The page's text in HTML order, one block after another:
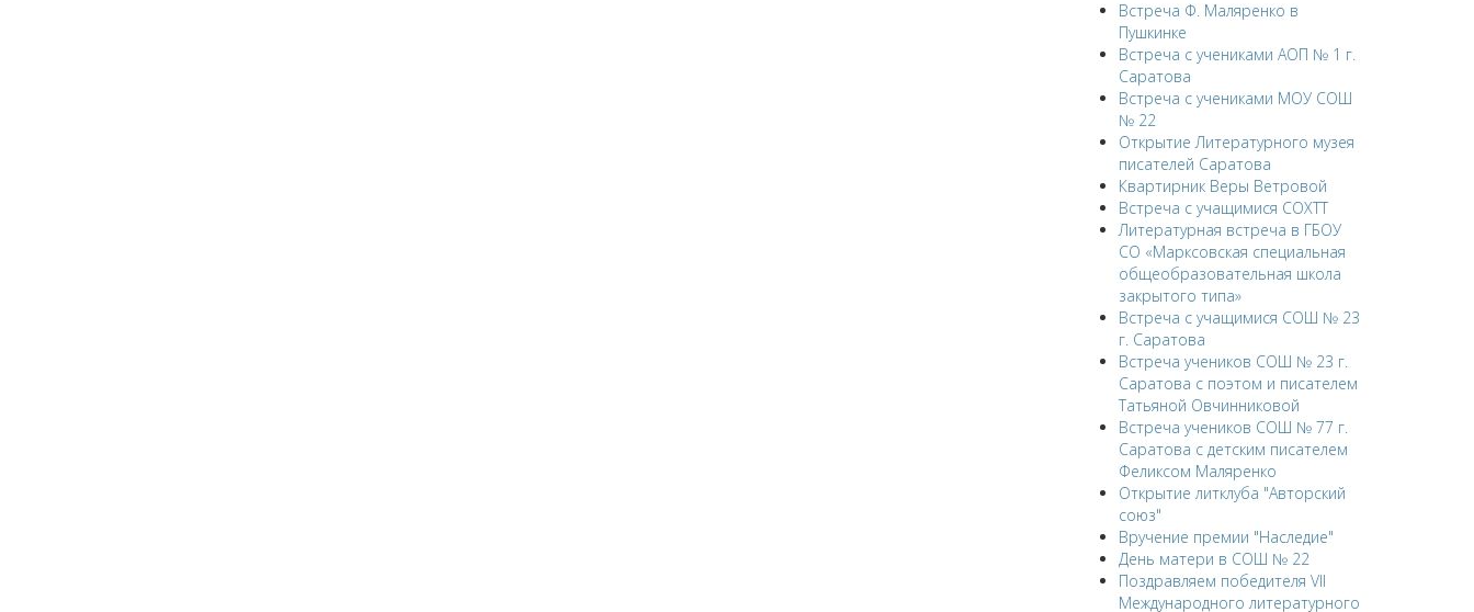
Встреча Ф. Маляренко в
Пушкинке
Встреча с учениками АОП № 1 г.
Саратова
Встреча с учениками МОУ СОШ
№ 22
Открытие Литературного музея
писателей Саратова
Квартирник Веры Ветровой
Встреча с учащимися СОХТТ
Литературная встреча в ГБОУ
СО «Марксовская специальная
общеобразовательная школа
закрытого типа»
Встреча с учащимися СОШ № 23
г. Саратова
Встреча учеников СОШ № 23 г.
Саратова с поэтом и писателем
Татьяной Овчинниковой
Встреча учеников СОШ № 77 г.
Саратова с детским писателем
Феликсом Маляренко
Открытие литклуба "Авторский
союз"
Вручение премии "Наследие"
День матери в СОШ № 22
Поздравляем победителя VII
Международного литературного